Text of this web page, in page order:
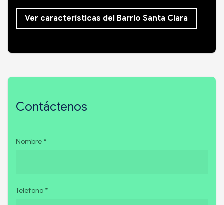
Ver características del Barrio Santa Clara
Contáctenos
Nombre *
Teléfono *